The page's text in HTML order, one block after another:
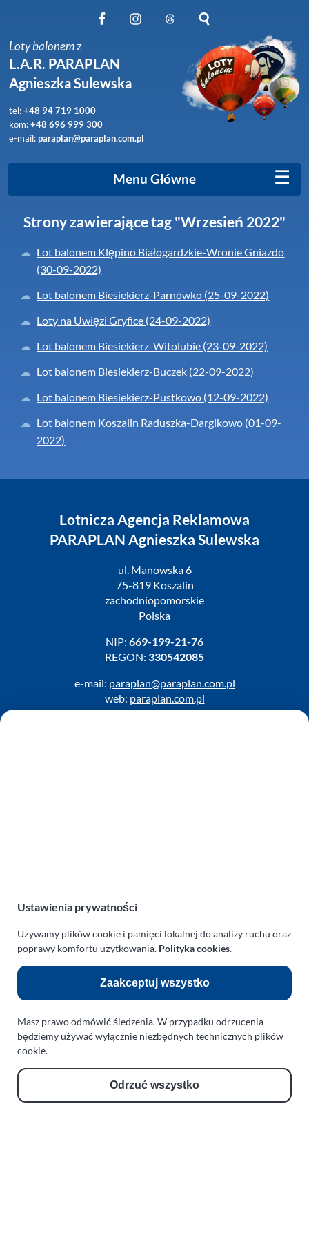
Obserwuj nas na Instagram
Obserwuj nas na Threads
Szukaj na stronie
Loty balonem z
L.A.R. PARAPLAN
Agnieszka Sulewska
tel:+48 94 719 1000
kom:+48 696 999 300
e-mail:paraplan@paraplan.com.pl
Menu Główne ☰
Strony zawierające tag "Wrzesień 2022"
Lot balonem Klępino Białogardzkie-Wronie Gniazdo
(30-09-2022)
Lot balonem Biesiekierz-Parnówko (25-09-2022)
Loty na Uwięzi Gryfice (24-09-2022)
Lot balonem Biesiekierz-Witolubie (23-09-2022)
Lot balonem Biesiekierz-Buczek (22-09-2022)
Lot balonem Biesiekierz-Pustkowo (12-09-2022)
Lot balonem Koszalin Raduszka-Dargikowo (01-09-
2022)
Lotnicza Agencja Reklamowa
PARAPLAN Agnieszka Sulewska
ul. Manowska 6
75-819 Koszalin
zachodniopomorskie
Polska
NIP: 669-199-21-76
REGON: 330542085
e-mail: paraplan@paraplan.com.pl
web: paraplan.com.pl
turboklinika.com.pl
Odnośniki:
Bolling Modellballone
Motopark Koszalin
Rodzina Wolarków
Ballonsport Ackermann
Ustawienia prywatności
Używamy plików cookie i pamięci lokalnej do analizy ruchu oraz
poprawy komfortu użytkowania. Polityka cookies.
Zaakceptuj wszystko
Masz prawo odmówić śledzenia. W przypadku odrzucenia
będziemy używać wyłącznie niezbędnych technicznych plików
cookie.
Odrzuć wszystko